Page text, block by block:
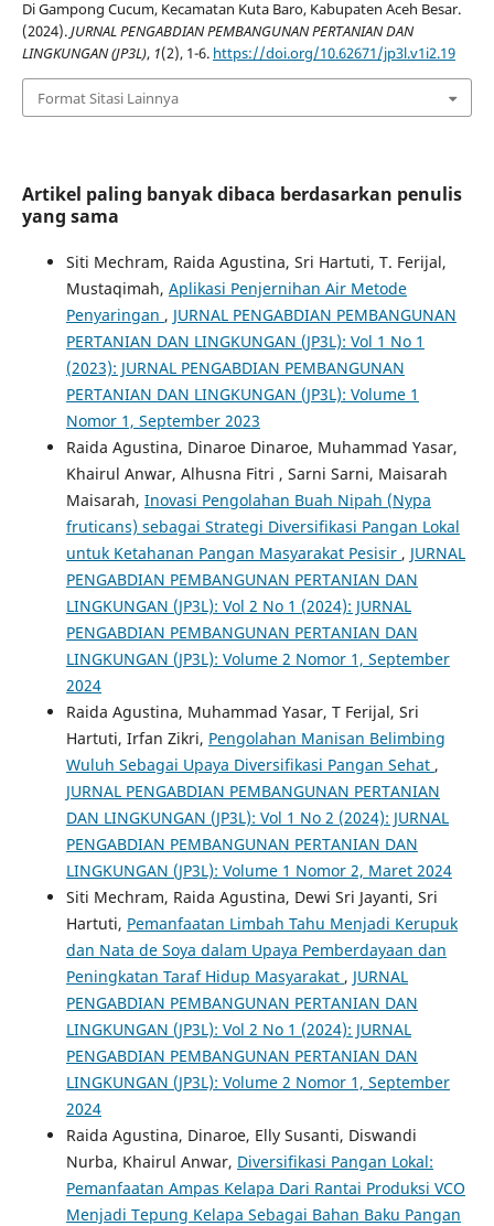
Di Gampong Cucum, Kecamatan Kuta Baro, Kabupaten Aceh Besar.
(2024).JURNAL PENGABDIAN PEMBANGUNAN PERTANIAN DAN
LINGKUNGAN (JP3L), 1(2), 1-6. https://doi.org/10.62671/jp3l.v1i2.19
Format Sitasi Lainnya
Artikel paling banyak dibaca berdasarkan penulis
yang sama
Siti Mechram, Raida Agustina, Sri Hartuti, T. Ferijal,
Mustaqimah, Aplikasi Penjernihan Air Metode
Penyaringan , JURNAL PENGABDIAN PEMBANGUNAN
PERTANIAN DAN LINGKUNGAN (JP3L): Vol 1 No 1
(2023): JURNAL PENGABDIAN PEMBANGUNAN
PERTANIAN DAN LINGKUNGAN (JP3L): Volume 1
Nomor 1, September 2023
Raida Agustina, Dinaroe Dinaroe, Muhammad Yasar,
Khairul Anwar, Alhusna Fitri , Sarni Sarni, Maisarah
Maisarah, Inovasi Pengolahan Buah Nipah (Nypa
fruticans) sebagai Strategi Diversifikasi Pangan Lokal
untuk Ketahanan Pangan Masyarakat Pesisir , JURNAL
PENGABDIAN PEMBANGUNAN PERTANIAN DAN
LINGKUNGAN (JP3L): Vol 2 No 1 (2024): JURNAL
PENGABDIAN PEMBANGUNAN PERTANIAN DAN
LINGKUNGAN (JP3L): Volume 2 Nomor 1, September
2024
Raida Agustina, Muhammad Yasar, T Ferijal, Sri
Hartuti, Irfan Zikri, Pengolahan Manisan Belimbing
Wuluh Sebagai Upaya Diversifikasi Pangan Sehat ,
JURNAL PENGABDIAN PEMBANGUNAN PERTANIAN
DAN LINGKUNGAN (JP3L): Vol 1 No 2 (2024): JURNAL
PENGABDIAN PEMBANGUNAN PERTANIAN DAN
LINGKUNGAN (JP3L): Volume 1 Nomor 2, Maret 2024
Siti Mechram, Raida Agustina, Dewi Sri Jayanti, Sri
Hartuti, Pemanfaatan Limbah Tahu Menjadi Kerupuk
dan Nata de Soya dalam Upaya Pemberdayaan dan
Peningkatan Taraf Hidup Masyarakat , JURNAL
PENGABDIAN PEMBANGUNAN PERTANIAN DAN
LINGKUNGAN (JP3L): Vol 2 No 1 (2024): JURNAL
PENGABDIAN PEMBANGUNAN PERTANIAN DAN
LINGKUNGAN (JP3L): Volume 2 Nomor 1, September
2024
Raida Agustina, Dinaroe, Elly Susanti, Diswandi
Nurba, Khairul Anwar, Diversifikasi Pangan Lokal:
Pemanfaatan Ampas Kelapa Dari Rantai Produksi VCO
Menjadi Tepung Kelapa Sebagai Bahan Baku Pangan